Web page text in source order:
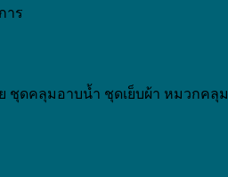
าร
ชุดคลุมอาบน้ำ ชุดเย็บผ้า หมวก